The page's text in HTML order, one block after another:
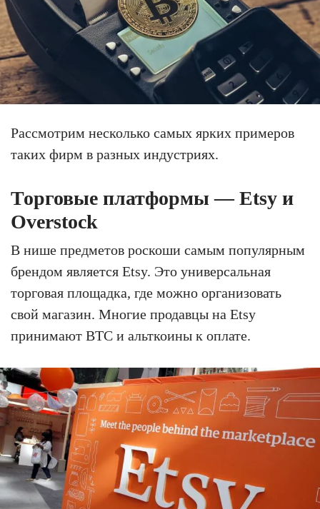
Рассмотрим несколько самых ярких примеров
таких фирм в разных индустриях.
Торговые платформы — Etsy и
Overstock
В нише предметов роскоши самым популярным
брендом является Etsy. Это универсальная
торговая площадка, где можно организовать
свой магазин. Многие продавцы на Etsy
принимают BTC и альткоины к оплате.